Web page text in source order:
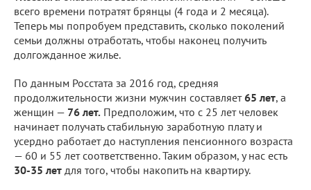
всего времени потратят брянцы (4 года и 2 месяца).
Теперь мы попробуем представить, сколько поколений
семьи должны отработать, чтобы наконец получить
долгожданное жилье.
По данным Росстата за 2016 год, средняя
продолжительности жизни мужчин составляет65 лет, а
женщин — 76 лет. Предположим, что с 25 лет человек
начинает получать стабильную заработную плату и
усердно работает до наступления пенсионного возраста
— 60 и 55 лет соответственно. Таким образом, у нас есть
30-35 лет для того, чтобы накопить на квартиру.